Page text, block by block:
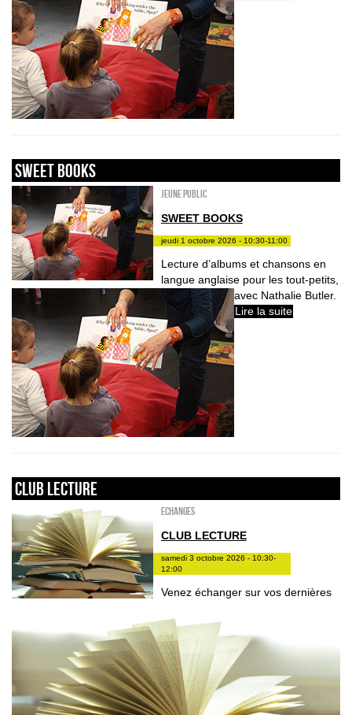
sweet books
Jeune public
SWEET BOOKS
jeudi 1 octobre 2026 - 10:30-11:00
Lecture d’albums et chansons en
langue anglaise pour les tout-petits,
avec Nathalie Butler.
Lire la suite
Club lecture
ECHANGES
CLUB LECTURE
samedi 3 octobre 2026 - 10:30-
12:00
Venez échanger sur vos dernières